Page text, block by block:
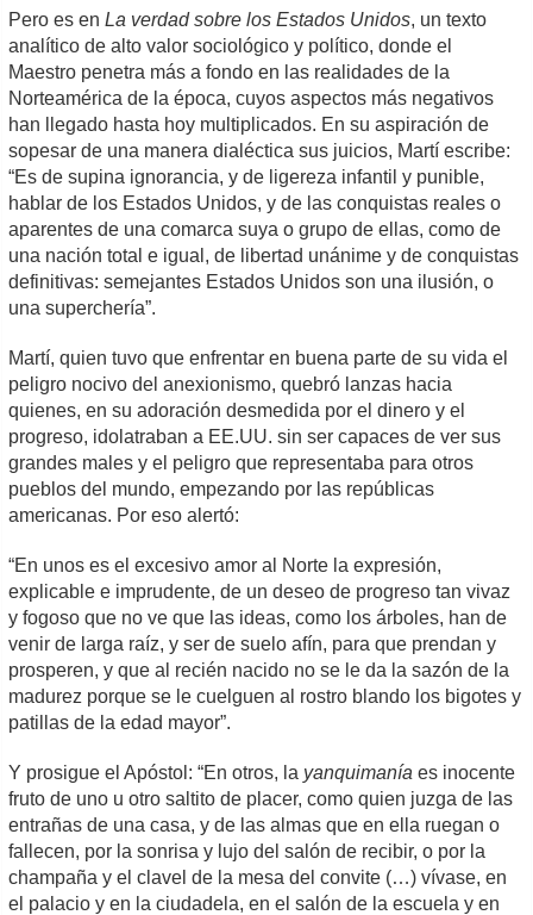
Pero es enLa verdad sobre los Estados Unidos, un texto
analítico de alto valor sociológico y político, donde el
Maestro penetra más a fondo en las realidades de la
Norteamérica de la época, cuyos aspectos más negativos
han llegado hasta hoy multiplicados. En su aspiración de
sopesar de una manera dialéctica sus juicios, Martí escribe:
“Es de supina ignorancia, y de ligereza infantil y punible,
hablar de los Estados Unidos, y de las conquistas reales o
aparentes de una comarca suya o grupo de ellas, como de
una nación total e igual, de libertad unánime y de conquistas
definitivas: semejantes Estados Unidos son una ilusión, o
una superchería”.
Martí, quien tuvo que enfrentar en buena parte de su vida el
peligro nocivo del anexionismo, quebró lanzas hacia
quienes, en su adoración desmedida por el dinero y el
progreso, idolatraban a EE.UU. sin ser capaces de ver sus
grandes males y el peligro que representaba para otros
pueblos del mundo, empezando por las repúblicas
americanas. Por eso alertó:
“En unos es el excesivo amor al Norte la expresión,
explicable e imprudente, de un deseo de progreso tan vivaz
y fogoso que no ve que las ideas, como los árboles, han de
venir de larga raíz, y ser de suelo afín, para que prendan y
prosperen, y que al recién nacido no se le da la sazón de la
madurez porque se le cuelguen al rostro blando los bigotes y
patillas de la edad mayor”.
Y prosigue el Apóstol: “En otros, la yanquimanía es inocente
fruto de uno u otro saltito de placer, como quien juzga de las
entrañas de una casa, y de las almas que en ella ruegan o
fallecen, por la sonrisa y lujo del salón de recibir, o por la
champaña y el clavel de la mesa del convite (…) vívase, en
el palacio y en la ciudadela, en el salón de la escuela y en